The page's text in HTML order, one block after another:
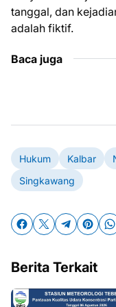
tanggal, dan
adalah fiktif.
Baca juga
Hukum Kalbar
Singkawang
Berita Terkait